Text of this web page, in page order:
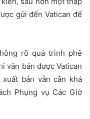
gửi đến Vatican để
rõ quá trình phê
văn bản được Vatican
bản vẫn cần khá
Phụng vụ Các Giờ